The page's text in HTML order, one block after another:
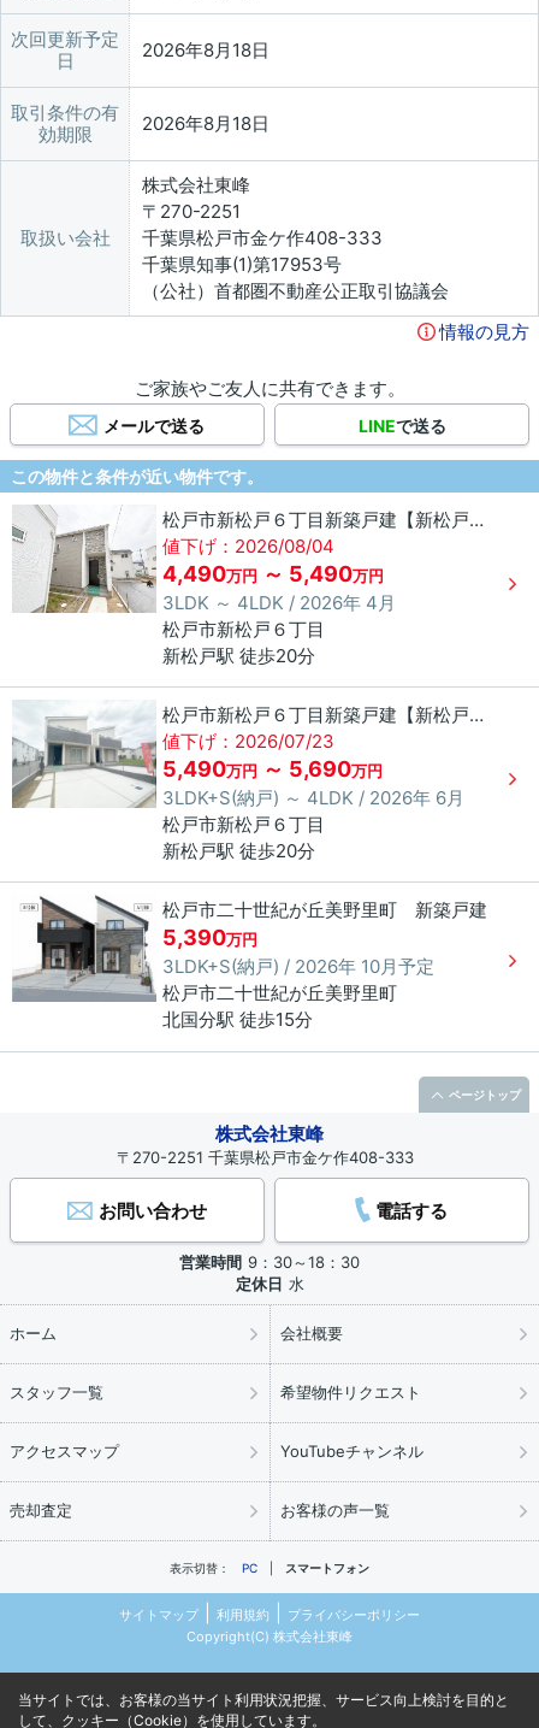
次回更新予定
日
2026年8月18日
取引条件の有
効期限
2026年8月18日
取扱い会社
株式会社東峰
〒270-2251
千葉県松戸市金ケ作408-333
千葉県知事(1)第17953号
（公社）首都圏不動産公正取引協議会
情報の見方
ご家族やご友人に共有できます。
メールで送る LINEで送る
この物件と条件が近い物件です。
松戸市新松戸６丁目新築戸建【新松戸南小学校：4分】
値下げ：2026/08/04
4,490万円 ～ 5,490万円
3LDK ～ 4LDK / 2026年 4月
松戸市新松戸 ６丁目
新松戸駅 徒歩20分
松戸市新松戸６丁目新築戸建【新松戸南小学校：4分】
値下げ：2026/07/23
5,490万円 ～ 5,690万円
3LDK+S(納戸) ～ 4LDK / 2026年 6月
松戸市新松戸 ６丁目
新松戸駅 徒歩20分
松戸市二十世紀が丘美野里町 新築戸建
5,390万円
3LDK+S(納戸) / 2026年 10月予定
松戸市二十世紀が丘美野里町
北国分駅 徒歩15分
株式会社東峰
〒270-2251 千葉県松戸市金ケ作408-333
お問い合わせ 電話する
営業時間 9：30～18：30
定休日 水
ホーム 会社概要
スタッフ一覧 希望物件リクエスト
アクセスマップ YouTubeチャンネル
売却査定 お客様の声一覧
表示切替： PC スマートフォン
サイトマップ 利用規約
プライバシーポリシー
Copyright(C) 株式会社東峰
ページトップ
当サイトでは、お客様の当サイト利用状況把握、サービス向上検討を目的と
して、クッキー（Cookie）を使用しています。